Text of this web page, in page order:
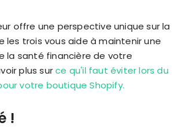
offre une perspective unique sur la
les trois vous aide à maintenir une
la santé financière de votre
plus surce qu'il faut éviter lors du
votre boutique Shopify.
!